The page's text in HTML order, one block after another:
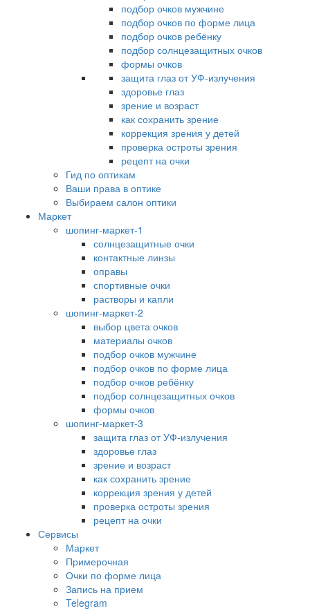
подбор очков мужчине
подбор очков по форме лица
подбор очков ребёнку
подбор солнцезащитных очков
формы очков
защита глаз от УФ-излучения
здоровье глаз
зрение и возраст
как сохранить зрение
коррекция зрения у детей
проверка остроты зрения
рецепт на очки
Гид по оптикам
Ваши права в оптике
Выбираем салон оптики
Маркет
шопинг-маркет-1
солнцезащитные очки
контактные линзы
оправы
спортивные очки
растворы и капли
шопинг-маркет-2
выбор цвета очков
материалы очков
подбор очков мужчине
подбор очков по форме лица
подбор очков ребёнку
подбор солнцезащитных очков
формы очков
шопинг-маркет-3
защита глаз от УФ-излучения
здоровье глаз
зрение и возраст
как сохранить зрение
коррекция зрения у детей
проверка остроты зрения
рецепт на очки
Сервисы
Маркет
Примерочная
Очки по форме лица
Запись на прием
Telegram